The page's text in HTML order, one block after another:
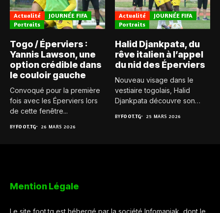
Actualité
JOURNÉE FIFA
Portraits
Togo / Éperviers :
Yannis Lawson, une
option crédible dans
le couloir gauche
Convoqué pour la première
fois avec les Éperviers lors
de cette fenêtre...
BYFOOT.TG 26 MARS 2026
Actualité
JOURNÉE FIFA
Portraits
Halid Djankpata, du
rêve italien à l’appel
du nid des Éperviers
Nouveau visage dans le
vestiaire togolais, Halid
Djankpata découvre son
BYFOOT.TG 25 MARS 2026
Mention Légale
Le site foot.tg est hébergé par la société Infomaniak, dont le